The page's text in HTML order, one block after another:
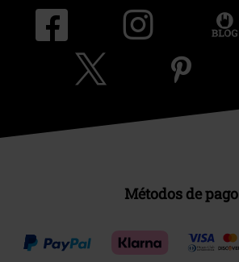
Métodos de pago